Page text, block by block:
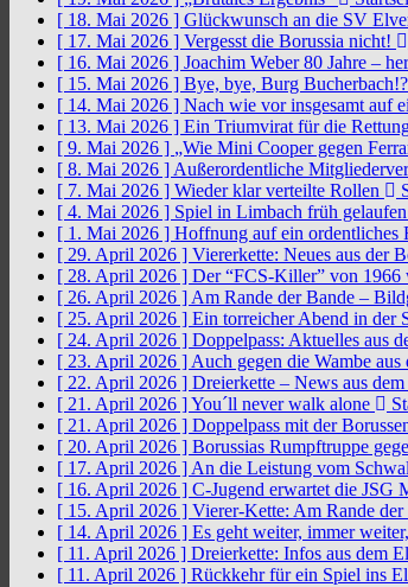
[ 18. Mai 2026 ] Glückwunsch an die SV
[ 17. Mai 2026 ] Vergesst die Borussia nicht!
[ 16. Mai 2026 ] Joachim Weber 80 Jahre –
[ 15. Mai 2026 ] Bye, bye, Burg Bucherbach!?
[ 14. Mai 2026 ] Nach wie vor insgesamt auf
[ 13. Mai 2026 ] Ein Triumvirat für die
[ 9. Mai 2026 ] „Wie Mini Cooper gegen
[ 8. Mai 2026 ] Außerordentliche
[ 7. Mai 2026 ] Wieder klar verteilte Rollen
[ 4. Mai 2026 ] Spiel in Limbach früh gelaufen
[ 1. Mai 2026 ] Hoffnung auf ein ordentliches
[ 29. April 2026 ] Viererkette: Neues aus der
[ 28. April 2026 ] Der “FCS-Killer” von 1966
[ 26. April 2026 ] Am Rande der Bande –
[ 25. April 2026 ] Ein torreicher Abend in der
[ 24. April 2026 ] Doppelpass: Aktuelles aus
[ 23. April 2026 ] Auch gegen die Wambe
[ 22. April 2026 ] Dreierkette – News aus
[ 21. April 2026 ]You´ll never walk alone
[ 21. April 2026 ] Doppelpass mit der
[ 20. April 2026 ] Borussias Rumpftruppe
[ 17. April 2026 ] An die Leistung vom
[ 16. April 2026 ] C-Jugend erwartet die JSG
[ 15. April 2026 ] Vierer-Kette: Am Rande der
[ 14. April 2026 ] Es geht weiter, immer
[ 11. April 2026 ] Dreierkette: Infos aus dem
[ 11. April 2026 ] Rückkehr für ein Spiel ins